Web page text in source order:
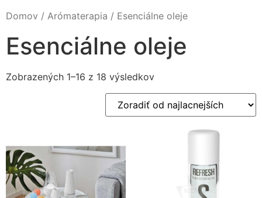
Domov / Arómaterapia / Esenciálne oleje
Esenciálne oleje
Zobrazených 1–16 z 18 výsledkov
Nevyhnutné
Tieto súbory
cookie nie sú